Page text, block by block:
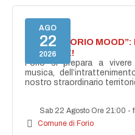
AGO
22
2026
NASCE “FORIO
ACCENDE!
Forio si prepara a vivere
musica,
nostro straordinario
Sab 22 Agosto Ore 21:00 -
Comune di Forio